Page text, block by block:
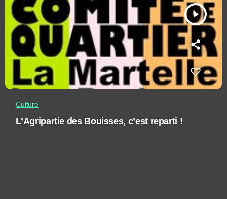
play_arrow
Culture
L’Agripartie des Bouisses, c’est reparti !